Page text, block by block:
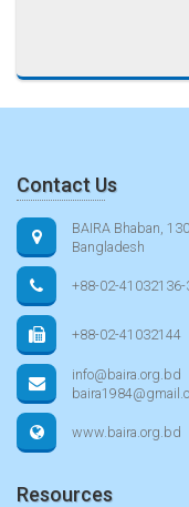
Contact Us
BAIRA Bhaban,
Bangladesh
+88-02-41032136-
+88-02-41032144
info@baira.org.bd
www.baira.org.bd
Resources